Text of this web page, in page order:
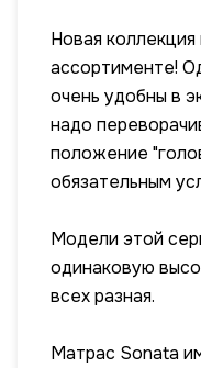
Новая
ассортименте!
очень удобны в
надо
положение
обязательным
Модели этой
одинаковую
всех разная.
Матрас Sonata